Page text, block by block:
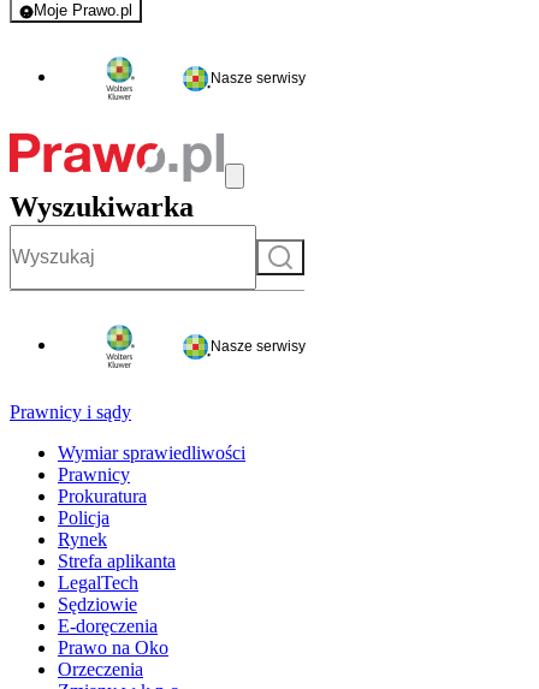
Moje Prawo.pl
- rejestracja i logowanie do serwisu
Nasze serwisy
Wyszukiwarka
Szukaj
Nasze serwisy
Prawnicy i sądy
Wymiar sprawiedliwości
Prawnicy
Prokuratura
Policja
Rynek
Strefa aplikanta
LegalTech
Sędziowie
E-doręczenia
Prawo na Oko
Orzeczenia